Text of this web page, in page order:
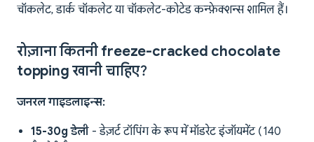
चॉकलेट, डार्क चॉकलेट या चॉकलेट-कोटेड कन्फ़ेक्शन्स शामिल हैं।
रोज़ाना कितनी freeze-cracked chocolate
topping खानी चाहिए?
जनरल गाइडलाइन्स:
15-30g डेली - डेज़र्ट टॉपिंग के रूप में मॉडरेट इंजॉयमेंट (140